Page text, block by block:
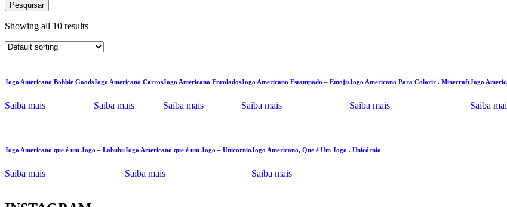
Pesquisar
Showing all 10 results
Jogo Americano Bobbie Goods
Saiba mais
Jogo Americano Carros
Saiba mais
Jogo Americano Enrolados
Saiba mais
Jogo Americano Estampado – Emojis
Saiba mais
Jogo Americano Para Colorir . Minecraft
Saiba mais
Jogo
Saiba
Jogo Americano que é um Jogo – Labubu
Saiba mais
Jogo Americano que é um Jogo – Unicornio
Saiba mais
Jogo Americano, Que é Um Jogo . Unicórnio
Saiba mais